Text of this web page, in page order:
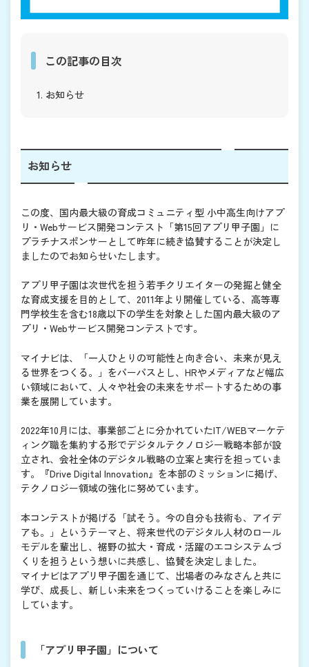
この記事の目次
1. お知らせ
お知らせ
この度、国内最大級の育成コミュニティ型 小中高生向けアプ
リ・Webサービス開発コンテスト「第15回アプリ甲子園」に
プラチナスポンサーとして昨年に続き協賛することが決定し
ましたのでお知らせいたします。
アプリ甲子園は次世代を担う若手クリエイターの発掘と健全
な育成支援を目的として、2011年より開催している、高等専
門学校生を含む18歳以下の学生を対象とした国内最大級のア
プリ・Webサービス開発コンテストです。
マイナビは、「一人ひとりの可能性と向き合い、未来が見え
る世界をつくる。」をパーパスとし、HRやメディアなど幅広
い領域において、人々や社会の未来をサポートするための事
業を展開しています。
2022年10月には、事業部ごとに分かれていたIT/WEBマーケテ
ィング職を集約する形でデジタルテクノロジー戦略本部が設
立され、会社全体のデジタル戦略の立案と実行を担っていま
す。『Drive Digital Innovation』を本部のミッションに掲げ、
テクノロジー領域の強化に努めています。
本コンテストが掲げる「試そう。今の自分も技術も、アイデ
アも。」というテーマと、将来世代のデジタル人材のロール
モデルを輩出し、裾野の拡大・育成・活躍のエコシステムづ
くりを担うという想いに共感し、協賛を決定しました。
マイナビはアプリ甲子園を通じて、出場者のみなさんと共に
学び、成長し、新しい未来をつくっていけることを楽しみに
しています。
「アプリ甲子園」について